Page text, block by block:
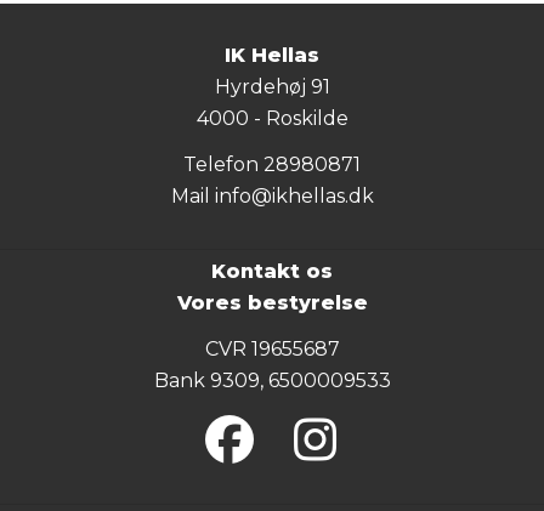
IK Hellas
Hyrdehøj 91
4000 - Roskilde
Telefon 28980871
Mail info@ikhellas.dk
Kontakt os
Vores bestyrelse
CVR 19655687
Bank 9309, 6500009533